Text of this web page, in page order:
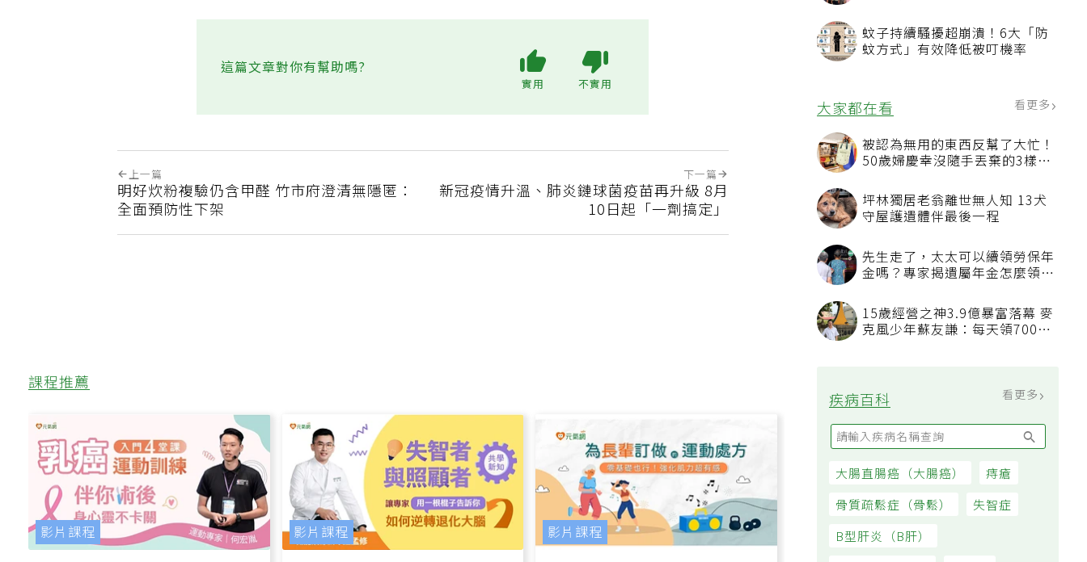
路就醫 千歲團遊清邁
蚊子持續騷擾超崩潰！6大「防
蚊方式」有效降低被叮機率
大家都在看
被認為無用的東西反幫了大忙！
50歲婦慶幸沒隨手丟棄的3樣物
坪林獨居老翁離世無人知 13犬
守屋護遺體伴最後一程
先生走了，太太可以續領勞保年
15歲經營之神3.9億暴富落幕 麥
克風少年蘇友謙：每天領700元
疾病百科
這篇文章對你有幫助嗎?
上一篇
明好炊粉複驗仍含甲醛 竹市府澄清無隱匿：
全面預防性下架
下一篇
新冠疫情升溫、肺炎鏈球菌疫苗再升級 8月
10日起「一劑搞定」
課程推薦
影片課程 影片課程 影片課程